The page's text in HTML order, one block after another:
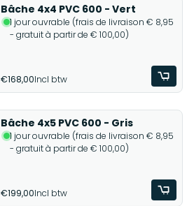
Bâche 4x4 PVC 600 - Vert
1 jour ouvrable (frais de livraison € 8,95
- gratuit à partir de € 100,00)
€168,00Incl btw
Bâche 4x5 PVC 600 - Gris
1 jour ouvrable (frais de livraison € 8,95
- gratuit à partir de € 100,00)
€199,00Incl btw